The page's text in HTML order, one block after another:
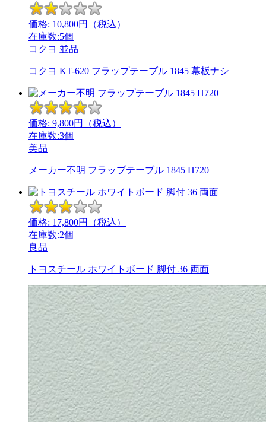
価格: 10,800円（税込）
在庫数:5個
コクヨ 並品
コクヨ KT-620 フラップテーブル 1845 幕板ナシ
価格: 9,800円（税込）
在庫数:3個
美品
メーカー不明 フラップテーブル 1845 H720
価格: 17,800円（税込）
在庫数:2個
良品
トヨスチール ホワイトボード 脚付 36 両面